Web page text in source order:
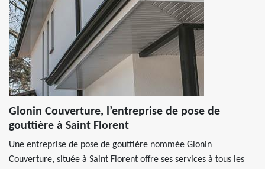
Glonin Couverture, l’entreprise de pose de
gouttière à Saint Florent
Une entreprise de pose de gouttière nommée Glonin
Couverture, située à Saint Florent offre ses services à tous les